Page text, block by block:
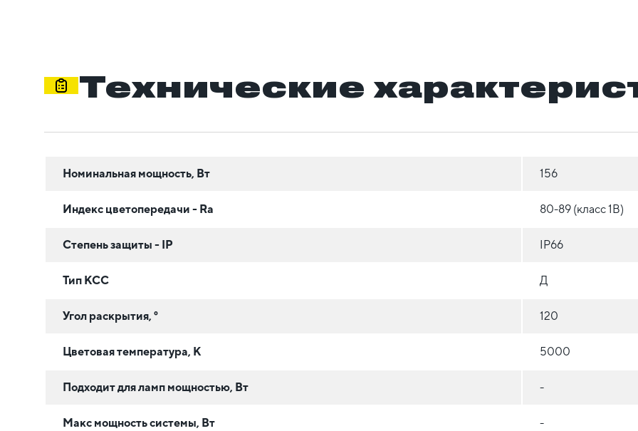
Технические
Номинальная мощность, Вт 156
Индекс цветопередачи - Ra 80-89 (класс 1B)
Степень защиты - IP IP66
Тип КСС Д
Угол раскрытия, ° 120
Цветовая температура, К 5000
Подходит для ламп мощностью, Вт -
Макс мощность системы, Вт -